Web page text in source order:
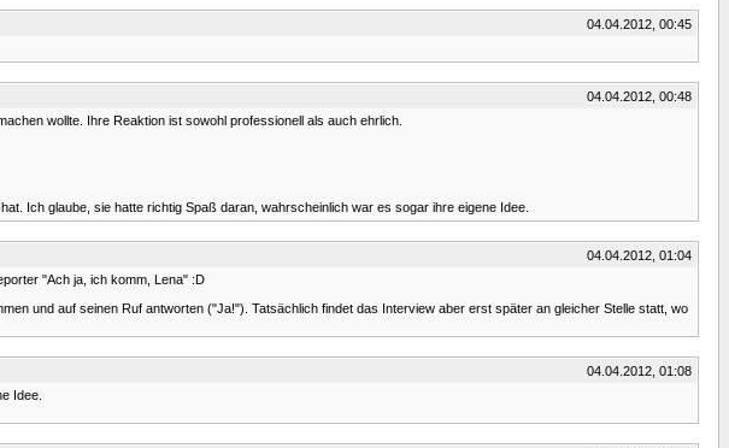
04.04.2012, 00:45
04.04.2012, 00:48
wollte. Ihre Reaktion ist sowohl professionell als auch ehrlich.
Ich glaube, sie hatte richtig Spaß daran, wahrscheinlich war es sogar ihre eigene Idee.
04.04.2012, 01:04
"Ach ja, ich komm, Lena" :D
und auf seinen Ruf antworten ("Ja!"). Tatsächlich findet das Interview aber erst später an gleicher Stelle statt, wo
04.04.2012, 01:08
Idee.